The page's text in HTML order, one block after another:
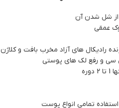
از شل شدن آن
عمقی
رادیکال های آزاد مخرب بافت و کلاژن
سی و رفع لک های پوستی
استفاده تمامی انواع پوست